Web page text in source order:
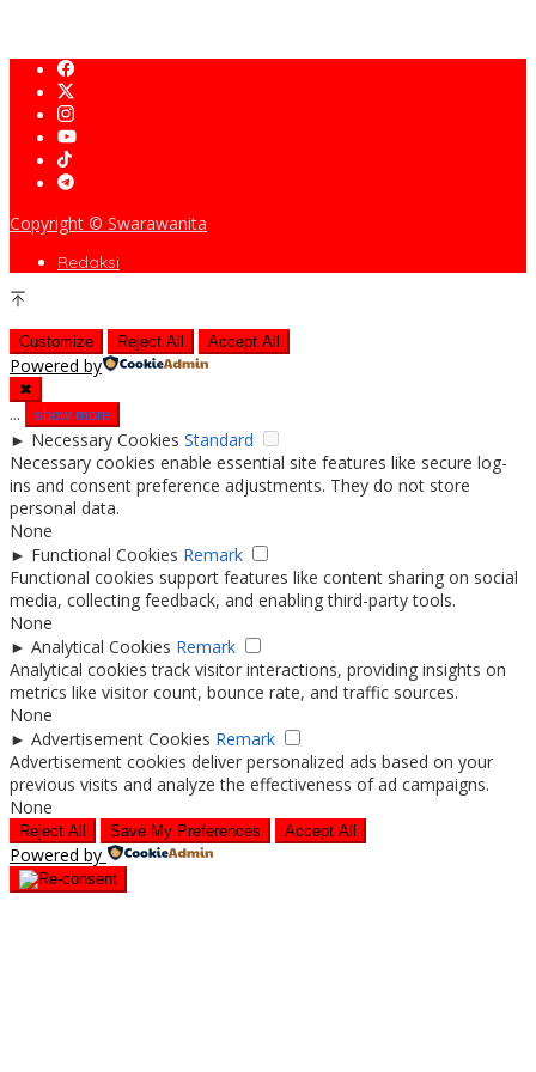
Copyright © Swarawanita
Redaksi
Customize Reject All Accept All
Powered by
✖
... show more
► Necessary Cookies Standard
Necessary cookies enable essential site features like secure log-
ins and consent preference adjustments. They do not store
personal data.
None
► Functional Cookies Remark
Functional cookies support features like content sharing on social
media, collecting feedback, and enabling third-party tools.
None
► Analytical Cookies Remark
Analytical cookies track visitor interactions, providing insights on
metrics like visitor count, bounce rate, and traffic sources.
None
► Advertisement Cookies Remark
Advertisement cookies deliver personalized ads based on your
previous visits and analyze the effectiveness of ad campaigns.
None
Reject All Save My Preferences Accept All
Powered by